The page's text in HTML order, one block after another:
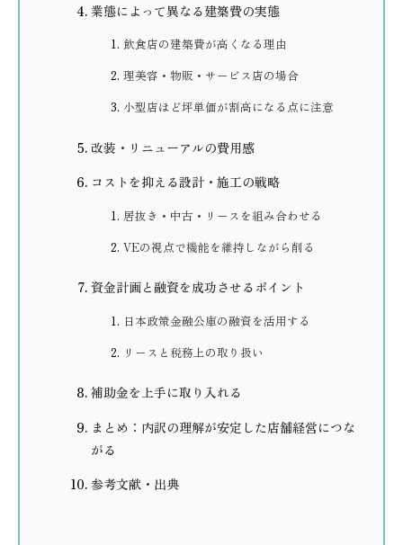
業態によって異なる建築費の実態
飲食店の建築費が高くなる理由
理美容・物販・サービス店の場合
小型店ほど坪単価が割高になる点に注意
改装・リニューアルの費用感
コストを抑える設計・施工の戦略
居抜き・中古・リースを組み合わせる
VEの視点で機能を維持しながら削る
資金計画と融資を成功させるポイント
日本政策金融公庫の融資を活用する
リースと税務上の取り扱い
補助金を上手に取り入れる
まとめ：内訳の理解が安定した店舗経営につな
がる
参考文献・出典